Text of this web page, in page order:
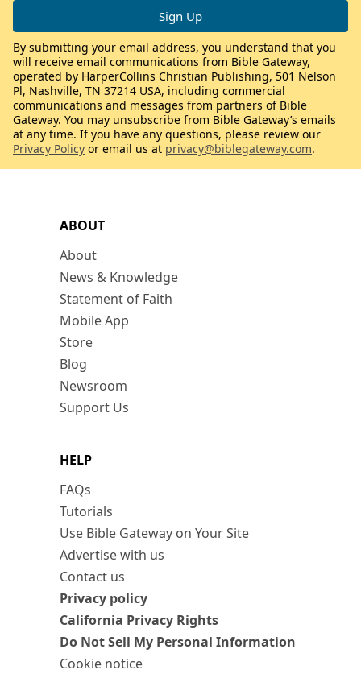
ABOUT
About
News & Knowledge
Statement of Faith
Mobile App
Store
Blog
Newsroom
Support Us
HELP
FAQs
Tutorials
Use Bible Gateway on Your Site
Advertise with us
Contact us
Privacy policy
California Privacy Rights
Do Not Sell My Personal Information
Cookie notice
By submitting your email address, you understand that you
will receive email communications from Bible Gateway,
operated by HarperCollins Christian Publishing, 501 Nelson
Pl, Nashville, TN 37214 USA, including commercial
communications and messages from partners of Bible
Gateway. You may unsubscribe from Bible Gateway’s emails
at any time. If you have any questions, please review our
Privacy Policy or email us at privacy@biblegateway.com.